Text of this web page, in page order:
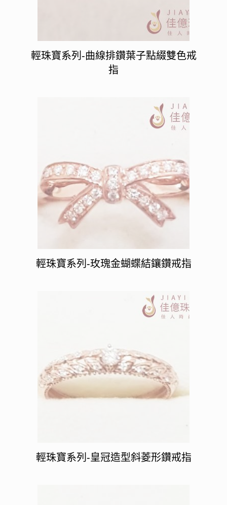
輕珠寶系列-曲線排鑽葉子點綴雙色戒
指
輕珠寶系列-玫瑰金蝴蝶結鑲鑽戒指
輕珠寶系列-皇冠造型斜菱形鑽戒指